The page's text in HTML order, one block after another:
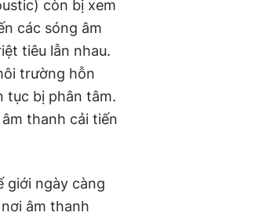
còn bị xem
các sóng âm
tiêu lẫn nhau.
trường hỗn
tục bị phân tâm.
thanh cải tiến
giới ngày càng
âm thanh